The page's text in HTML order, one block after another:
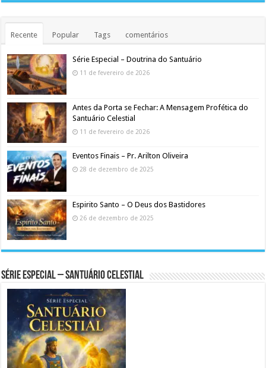
Recente Popular Tags comentários
Série Especial – Doutrina do Santuário
11 de fevereiro de 2026
Antes da Porta se Fechar: A Mensagem Profética do
Santuário Celestial
11 de fevereiro de 2026
Eventos Finais – Pr. Arilton Oliveira
28 de dezembro de 2025
Espirito Santo – O Deus dos Bastidores
26 de dezembro de 2025
Série Especial – Santuário Celestial